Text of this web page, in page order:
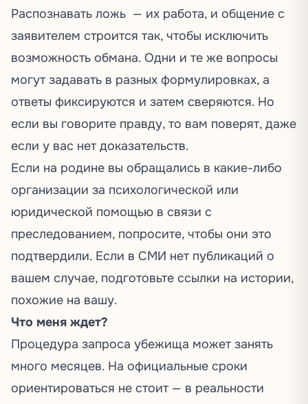
Распознавать ложь — их работа, и общение с
заявителем строится так, чтобы исключить
возможность обмана. Одни и те же вопросы
могут задавать в разных формулировках, а
ответы фиксируются и затем сверяются. Но
если вы говорите правду, то вам поверят, даже
если у вас нет доказательств.
Если на родине вы обращались в какие-либо
организации за психологической или
юридической помощью в связи с
преследованием, попросите, чтобы они это
подтвердили. Если в СМИ нет публикаций о
вашем случае, подготовьте ссылки на истории,
похожие на вашу.
Что меня ждет?
Процедура запроса убежища может занять
много месяцев. На официальные сроки
ориентироваться не стоит — в реальности